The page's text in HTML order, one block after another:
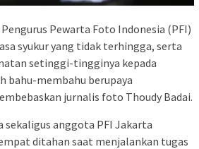
Pengurus Pewarta Foto Indonesia (PFI)
syukur yang tidak terhingga, serta
setinggi-tingginya kepada
bahu-membahu berupaya
jurnalis foto Thoudy Badai.
anggota PFI Jakarta
ditahan saat menjalankan tugas